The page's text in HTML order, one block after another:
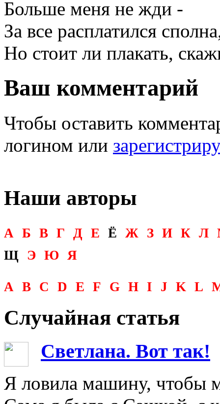
Больше меня не жди -
За все расплатился
Но стоит ли плакать,
Ваш комментарий
Чтобы оставить
логином или
Наши авторы
А Б В Г Д Е Ё Ж З И К Л
Щ
Э Ю Я
A B C D E F G H I J K L
Случайная статья
Светлана. Вот так!
Я ловила машину, чтобы